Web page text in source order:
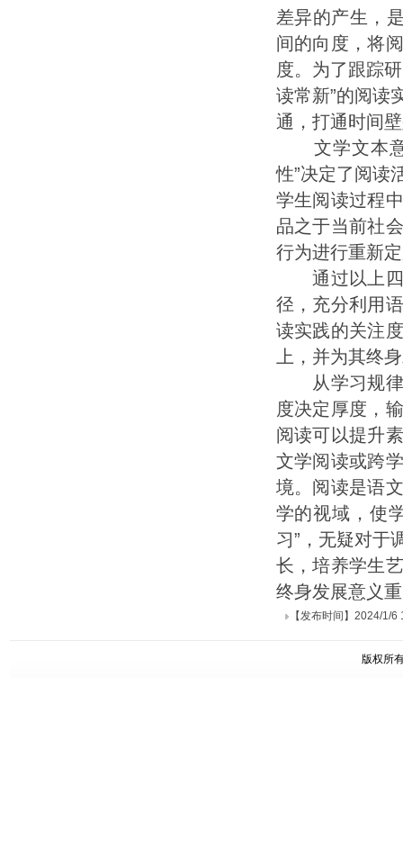
差异的产生，
间的向度，将
度。为了跟踪
读常新”的阅读
通，打通时间
文学文本意
性”决定了阅读
学生阅读过程
品之于当前社
行为进行重新
通过以上四
径，充分利用
读实践的关注
上，并为其终
从学习规律
度决定厚度，
阅读可以提升
文学阅读或跨
境。阅读是语
学的视域，使
习”，无疑对于
长，培养学生
终身发展意义
【发布时间】2024/1/6
版权所